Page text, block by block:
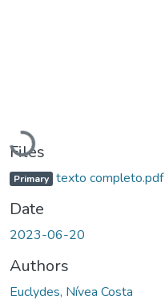
Loading...
Files
Primary texto completo.pdf
Date
2023-06-20
Authors
Euclydes, Nívea Costa